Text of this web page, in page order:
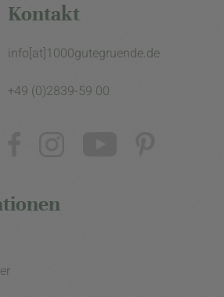
Kontakt
info[at]1000gutegruende.de
+49 (0)2839-59 00